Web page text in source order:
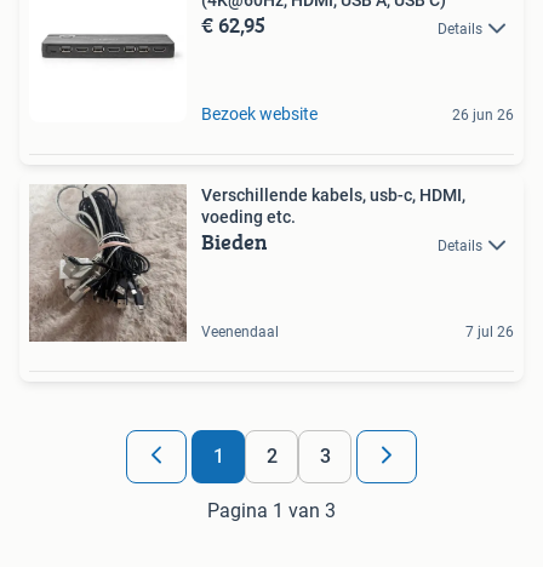
€ 62,95 Details
Bezoek website 26 jun 26
Verschillende kabels, usb-c, HDMI,
voeding etc.
Bieden Details
Veenendaal 7 jul 26
1 2 3
Pagina 1 van 3